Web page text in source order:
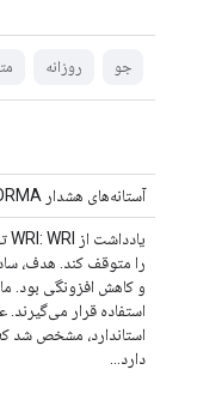
جو روزانه
آستانه‌های هشدار FORMA
دارد...